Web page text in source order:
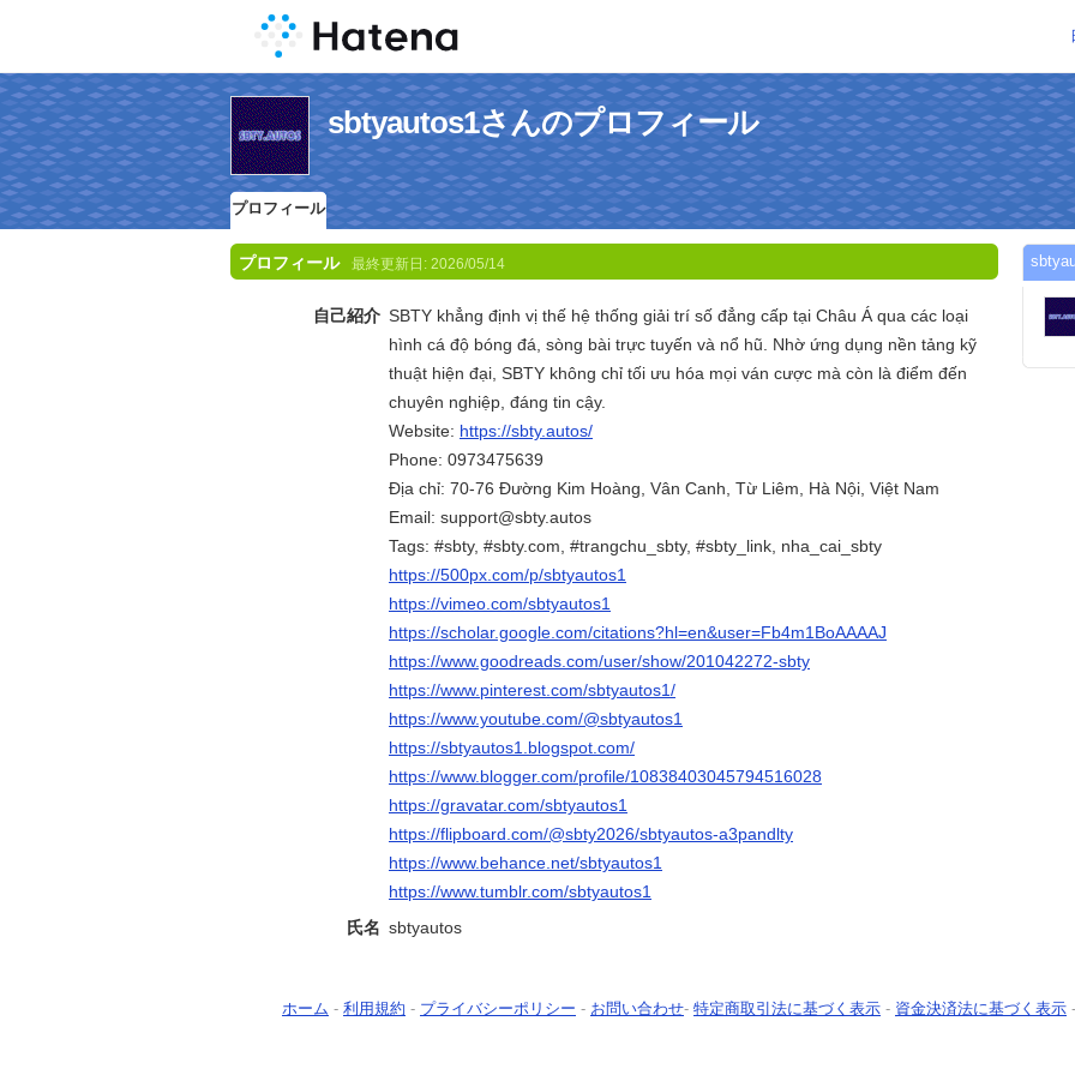
sbtyautos1さんのプロフィール
プロフィール
プロフィール 最終更新日: 2026/05/14
自己紹介 SBTY khẳng định vị thế hệ thống giải trí số đẳng cấp tại Châu Á qua các loại
hình cá độ bóng đá, sòng bài trực tuyến và nổ hũ. Nhờ ứng dụng nền tảng kỹ
thuật hiện đại, SBTY không chỉ tối ưu hóa mọi ván cược mà còn là điểm đến
chuyên nghiệp, đáng tin cậy.
Website: https://sbty.autos/
Phone: 0973475639
Địa chỉ: 70-76 Đường Kim Hoàng, Vân Canh, Từ Liêm, Hà Nội, Việt Nam
Email: support@sbty.autos
Tags: #sbty, #sbty.com, #trangchu_sbty, #sbty_link, nha_cai_sbty
https://500px.com/p/sbtyautos1
https://vimeo.com/sbtyautos1
https://scholar.google.com/citations?hl=en&user=Fb4m1BoAAAAJ
https://www.goodreads.com/user/show/201042272-sbty
https://www.pinterest.com/sbtyautos1/
https://www.youtube.com/@sbtyautos1
https://sbtyautos1.blogspot.com/
https://www.blogger.com/profile/10838403045794516028
https://gravatar.com/sbtyautos1
https://flipboard.com/@sbty2026/sbtyautos-a3pandlty
https://www.behance.net/sbtyautos1
https://www.tumblr.com/sbtyautos1
氏名 sbtyautos
ホーム - 利用規約 - プライバシーポリシー - お問い合わせ- 特定商取引法に基づく表示 - 資金決済法に基づく表示 -